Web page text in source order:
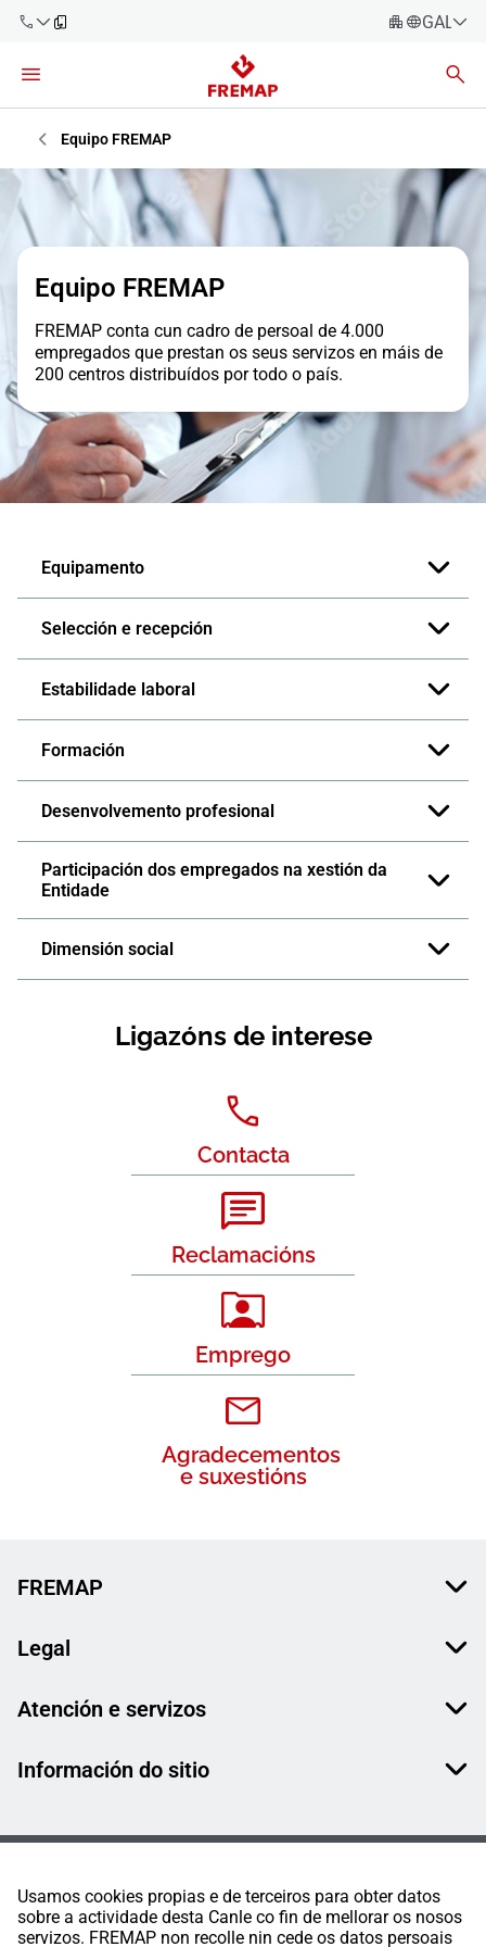
900 61 00
61
+34 91
919 61 61
900 61 00
61
Español
Galego
Valencià
English
Empresas
Asesorías
Traballadores
Autónomos
provedores
Usamos cookies propias e de terceiros para obter datos
sobre a actividade desta Canle co fin de mellorar os nosos
servizos. FREMAP non recolle nin cede os datos persoais
Equipo FREMAP
Equipo FREMAP
FREMAP conta cun cadro de persoal de 4.000
empregados que prestan os seus servizos en máis de
200 centros distribuídos por todo o país.
Equipamento
Selección e recepción
Estabilidade laboral
Formación
Desenvolvemento profesional
Participación dos empregados na xestión da
Entidade
Dimensión social
Ligazóns de interese
Contacta
Reclamacións
Emprego
Agradecementos
e suxestións
FREMAP
Legal
Atención e servizos
Información do sitio